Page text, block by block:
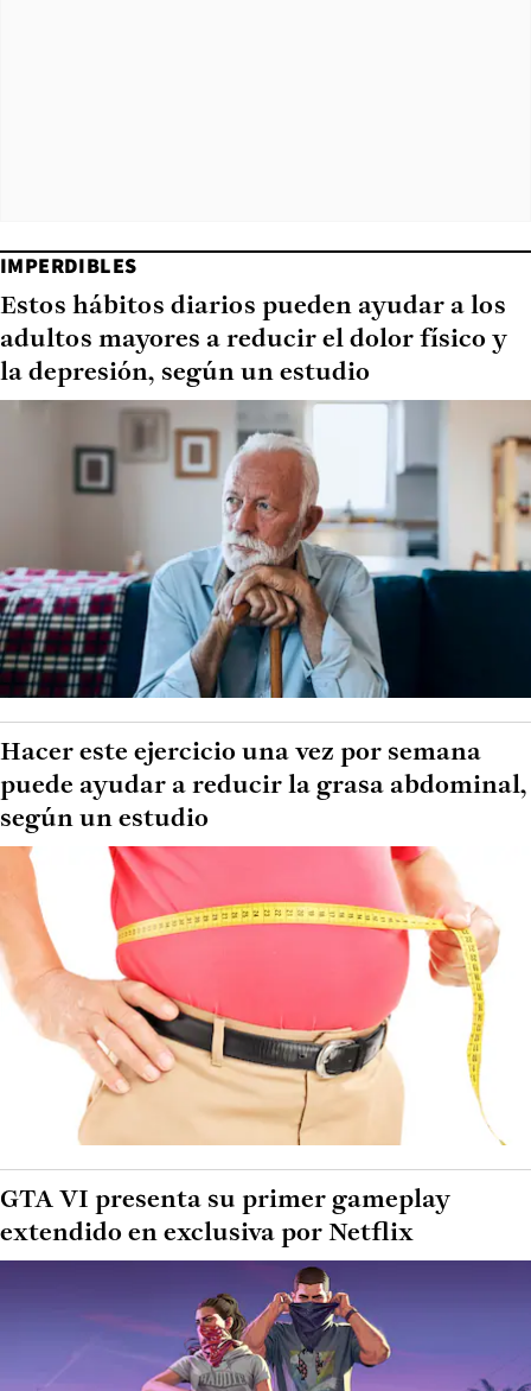
IMPERDIBLES
Estos hábitos diarios pueden ayudar a los
adultos mayores a reducir el dolor físico y
la depresión, según un estudio
Hacer este ejercicio una vez por semana
puede ayudar a reducir la grasa abdominal,
según un estudio
GTA VI presenta su primer gameplay
extendido en exclusiva por Netflix